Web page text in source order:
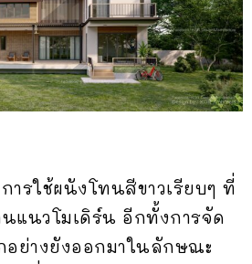
รใช้ผนังโทนสีขาวเรียบๆ ที่
แนวโมเดิร์น อีกทั้งการจัด
อย่างยังออกมาในลักษณะ